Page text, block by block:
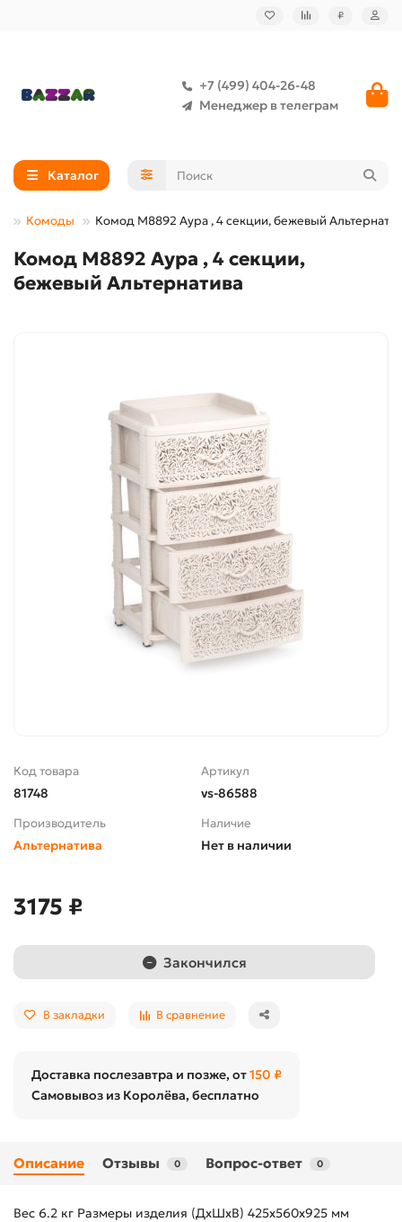
₽
+7 (499) 404-26-48
Менеджер в телеграм
Каталог
Комоды Комод М8892 Аура , 4 секции, бежевый
Комод М8892 Аура , 4 секции,
бежевый Альтернатива
Код товара
81748
Артикул
vs-86588
Производитель
Альтернатива
Наличие
Нет в наличии
3175 ₽
Закончился
В закладки В сравнение
Доставка послезавтра и позже, от150 ₽
Самовывоз из Королёва, бесплатно
Описание Отзывы 0 Вопрос-ответ 0
Вес 6.2 кг Размеры изделия (ДхШхВ) 425х560х925 мм